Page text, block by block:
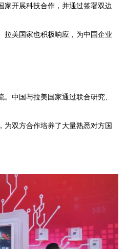
家开展科技合作，并通过签署双边
拉美国家也积极响应，为中国企业
中国与拉美国家通过联合研究、
为双方合作培养了大量熟悉对方国